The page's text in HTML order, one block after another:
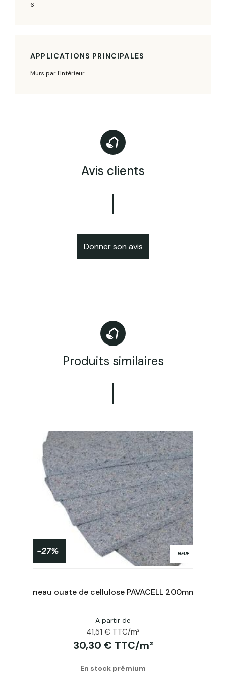
6
APPLICATIONS PRINCIPALES
Murs par l'intérieur
Avis clients
Donner son avis
Produits similaires
Acheter
-27% NEUF
A partir de
41,51 € TTC/m²
30,30 € TTC/m²
En stock prémium